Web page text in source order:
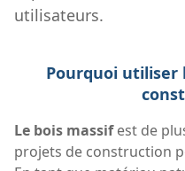
utilisateurs.
Pourquoi utiliser
Le bois massifest de
projets de construction